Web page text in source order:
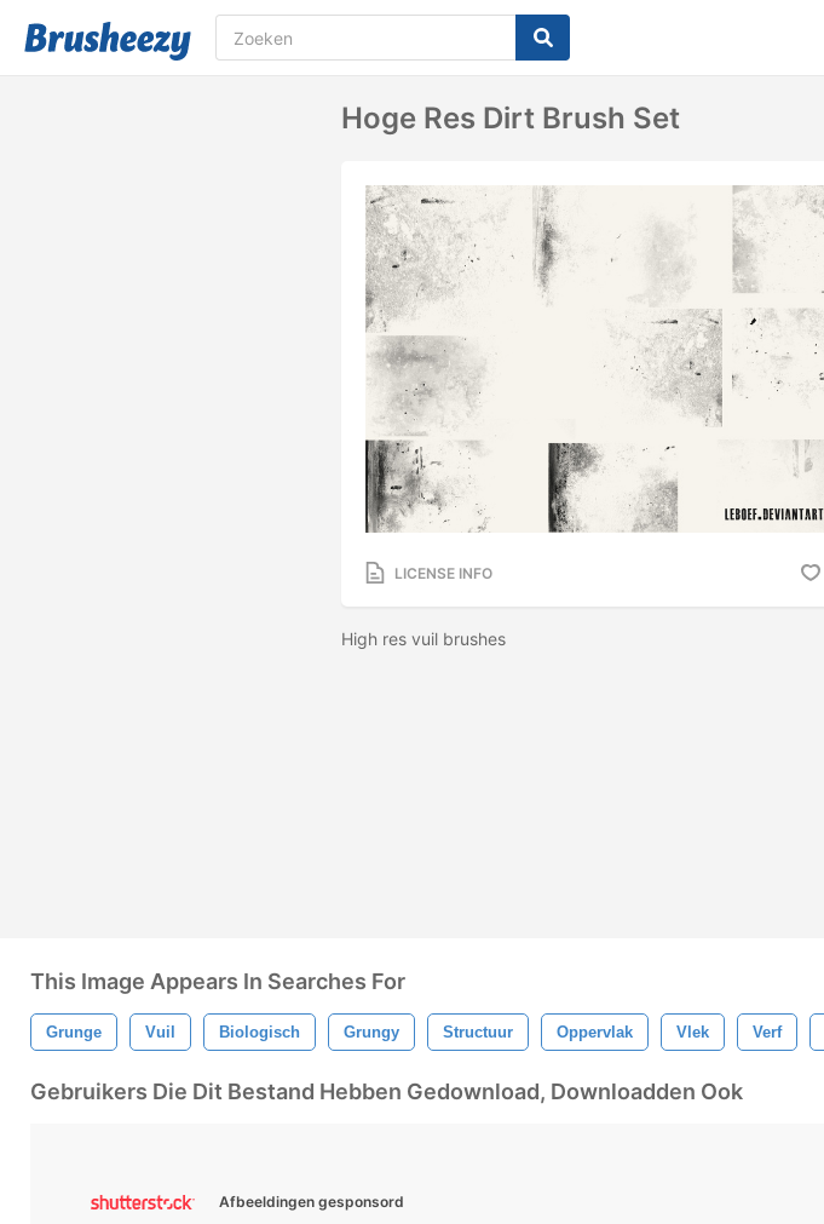
Hoge Res Dirt Brush Set
LICENSE INFO
High res vuil brushes
This Image Appears In Searches For
Grunge Vuil Biologisch Grungy Structuur Oppervlak Vlek Verf
Gebruikers Die Dit Bestand Hebben Gedownload, Downloadden Ook
Afbeeldingen gesponsord